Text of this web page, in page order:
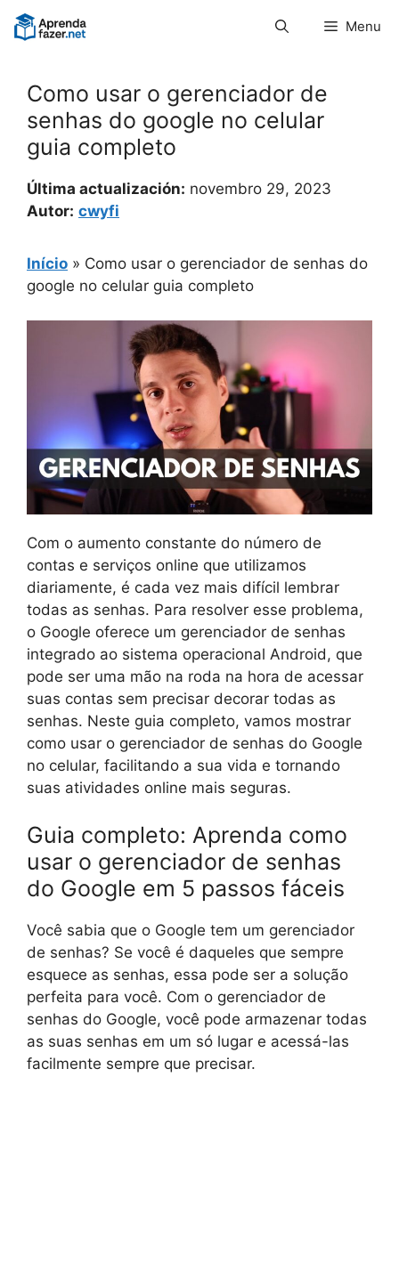
Pular
para
Menu
Como usar o gerenciador de
senhas do google no celular
guia completo
Última actualización: novembro 29, 2023
Autor: cwyfi
Início » Como usar o gerenciador de senhas do
google no celular guia completo
Com o aumento constante do número de
contas e serviços online que utilizamos
diariamente, é cada vez mais difícil lembrar
todas as senhas. Para resolver esse problema,
o Google oferece um gerenciador de senhas
integrado ao sistema operacional Android, que
pode ser uma mão na roda na hora de acessar
suas contas sem precisar decorar todas as
senhas. Neste guia completo, vamos mostrar
como usar o gerenciador de senhas do Google
no celular, facilitando a sua vida e tornando
suas atividades online mais seguras.
Guia completo: Aprenda como
usar o gerenciador de senhas
do Google em 5 passos fáceis
Você sabia que o Google tem um gerenciador
de senhas? Se você é daqueles que sempre
esquece as senhas, essa pode ser a solução
perfeita para você. Com o gerenciador de
senhas do Google, você pode armazenar todas
as suas senhas em um só lugar e acessá-las
facilmente sempre que precisar.